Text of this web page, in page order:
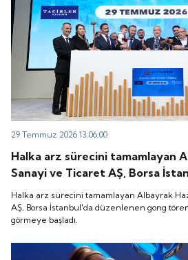
29 Temmuz 2026 13:06:00
Halka arz sürecini tamamlayan
Sanayi ve Ticaret AŞ, Borsa
gong töreniyle "ALBTN"
başladı.
Halka arz sürecini tamamlayan Albayrak
AŞ, Borsa İstanbul'da düzenlenen gong
görmeye başladı.